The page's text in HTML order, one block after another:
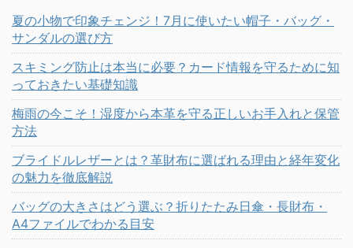
夏の小物で印象チェンジ！7月に使いたい帽子・バッグ・
サンダルの選び方
スキミング防止は本当に必要？カード情報を守るために知
っておきたい基礎知識
梅雨の今こそ！湿度から本革を守る正しいお手入れと保管
方法
ブライドルレザーとは？革財布に選ばれる理由と経年変化
の魅力を徹底解説
バッグの大きさはどう選ぶ？折りたたみ日傘・長財布・
A4ファイルでわかる目安